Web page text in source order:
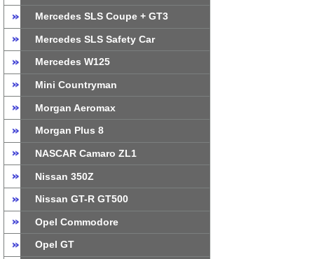
Mercedes SLS Coupe + GT3
Mercedes SLS Safety Car
Mercedes W125
Mini Countryman
Morgan Aeromax
Morgan Plus 8
NASCAR Camaro ZL1
Nissan 350Z
Nissan GT-R GT500
Opel Commodore
Opel GT